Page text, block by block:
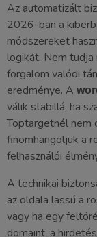
Az automatizált
2026-ban a
módszereket
logikát. Nem
forgalom valódi
eredménye. A
válik stabillá, ha
Toptargetnél nem
finomhangoljuk a
felhasználói
A technikai
az oldala lassú a
vagy ha egy
domaint, a